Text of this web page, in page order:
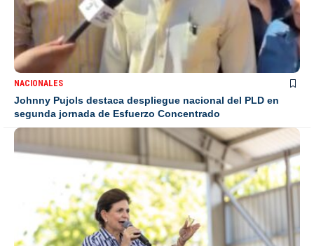
NACIONALES
Johnny Pujols destaca despliegue nacional del PLD en
segunda jornada de Esfuerzo Concentrado